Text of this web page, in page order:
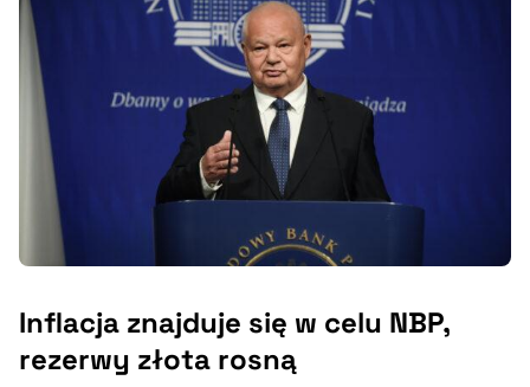
Inflacja znajduje się w celu NBP,
rezerwy złota rosną